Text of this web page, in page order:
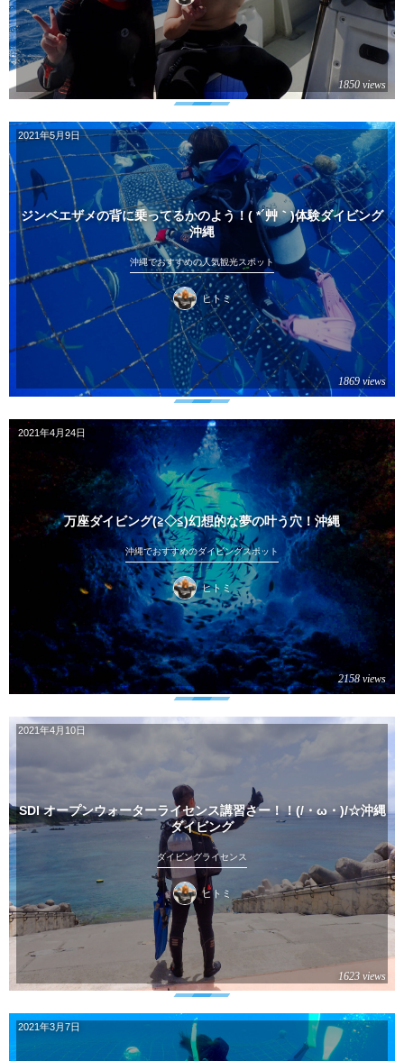
1850 views
ジンベエザメの背に乗ってるかのよう！( *´艸｀)体験ダイビング
沖縄
2021年5月9日
沖縄でおすすめの人気観光スポット
ヒトミ
1869 views
万座ダイビング(≧◇≦)幻想的な夢の叶う穴！沖縄
2021年4月24日
沖縄でおすすめのダイビングスポット
ヒトミ
2158 views
SDI オープンウォーターライセンス講習さー！！(/・ω・)/☆沖縄
ダイビング
2021年4月10日
ダイビングライセンス
ヒトミ
1623 views
2021年3月7日